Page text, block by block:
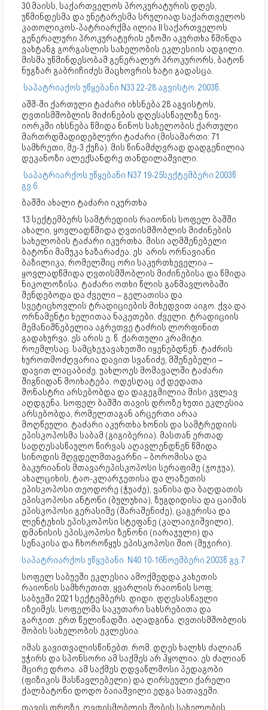
30 მაისს, საქართველოს პროკურატურის დღეს,
უწმინდესმა და უნეტარესმა სრულიად საქართველოს
კათოლიკოს-პატრიარქმა ილია II საქართველოს
გენერალური პროკურატურის ეზოში აკურთხა წმინდა
ვახტანგ გორგასლის სახელობის ეკლესიის ადგილი.
მისმა უწმინდესობამ გენერალურ პროკურორს, ბატონ
ნუგზარ გაბრიჩიძეს მაცხოვრის ხატი გადასცა.
საპატრიაქოს უწყებანი N33 22-28 აგვისტო. 2003წ.
აშშ-ში ქართული ტაძარი იხსნება 28 აგვისტოს,
ღვთისმშობლის მიძინების დღესასწაულზე ნიუ-
იორკში იხსნება წმიდა ნინოს სახელობის ქართული
მართრდმადიდებლური ტაძარი (მისამართი: 71
სამხრეთი, მე-3 ქუჩა). მის წინამძღვრად დადგენილია
დეკანოზი ალექსანდრე თანდილაშვილი.
საპატრიარქოს უწყებანი N37 19-25სექტემბერი 2003წ
გვ.6
ბაშში ახალი ტაძარი იკურთხა
13 სექტემბერს სამტრედიის რაიონის სოფელ ბაშში
ახალი, ყოვლადწმიდა ღვთისმშობლის მიძინების
სახელობის ტაძარი იკურთხა. მისი აღმშენებელი
ბატონი მამუკა ხაზარაძეა. ეს არის ორნავიანი
ბაზილიკა, რომელშიც ორი საკურთხეველია –
ყოვლადწმიდა ღვთისმშობლის მიძინებისა და წმიდა
ნიკოლოზისა. ტაძარი ოთხი წლის განმავლობაში
შენდებოდა და ძველი – გელათისა და
სვეტიცხოვლის ტრადიციების მიხედვით აიგო. ქვა და
ორნამენტი ხელითაა ნაკეთები. ძველი. ტრადიციის
მემანიშნებელია აგრეთვე ტაძრის ლორფინით
გადახურვა. ეს არის ე. წ. ქართული კრამიტი.
როემლსაც. სამცხეჯავახეთში იყენებდნენ. ტაძრის
ხუროთმოძღვარია დავით სვანიძე, მშენებელი –
დავით ლაცაბიძე. უახლოეს მომავალში ტაძარი
შიგნიდან მოიხატება. ოდესღაც აქ დედათა
მონასტრი არსებობდა და დაგეგმილია მისი კვლავ
აღდგენა. სოფელ ბაშში თავის დროზე ხუთი ეკლესია
არსებობდა, რომელთაგან არცერთი არაა
მოღწეული. ტაძარი აკურთხა ხონის და სამტრედიის
ეპისკოპოსმა საბამ (გიგიბერია). მასთან ერთად
სადღესასწაულო წირვას აღავლენდნენ წმიდა
სინოდის მღვდელმთავარნი – ბორომისა და
ბაკურიანის მთავარეპისკოპოსი სერაფიმე (ჯოჯუა),
ახალციხის, ტაო-კლარჯეთისა და ლაზეთის
ეპისკოპოსი თეოდორე (ჭუაძე), ვანისა და ბაღდათის
ეპისკოპოსი ანტონი (ბულუხია), ზუგდიდისა და ცაიშის
ეპისკოპოსი გერასიმე (შარაშენიძე), ცაგერისა და
ლენტეხის ეპისკოპოსი სტეფანე (კალაიჯიშვილი),
დმანისის ეპისკოპოსი ზენონი (იარაჯული) და
სენაკისა და ჩხოროწყუს ეპისკოპოსი შიო (მუჯირი).
საპატრიარქოს უწყებანი N40 10-16ნოემბერი 2003წ გვ.7
სოფელ საბუეში ეკლესია ამოქმედდა კახეთის
რაიონის სამხრეთით, ყვარლის რაიონის სოფ;
საბუეში 2021 სექტემბერს. დიდი. დღესასწაული
იზეიმეს, სოფელმა საკუთარი სახსრებითა და
გარჯით. ერთ წელიწადში. აღადგინა. ღვთისმშობლის
შობის სახელობის ეკლესია.
იმას გავითვალისწინებთ. რომ. დღეს ხალხს ძალიან
უჭირს და სპონსორი ამ საქმეს არ ჰყოლია. ეს ძალიან
მცირე დროა. ამ საქმეს ღდვაწლმოსი პედაგობი
(ფიზიკის მასწავლებელი) და ღირსეული ქარელი
ქალბატონი დოდო ბაიაშვილი ედგა სათავეში.
თავის დროზე ღვთისმობლის შობის სახელობის